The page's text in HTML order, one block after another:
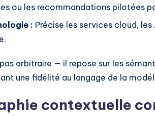
ou les recommandations pilotées
: Précise les services cloud,
pas arbitraire — il repose sur les
une fidélité au langage de la
contextuelle